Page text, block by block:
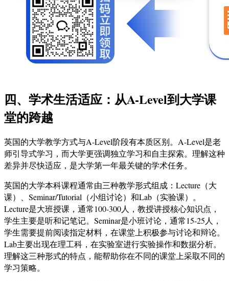
四、学术生活适应：从A-Level到大学课
堂的跨越
英国的大学教学方式与A-Level阶段有本质区别。A-Level是老
师引导式学习，而大学更强调独立学习和自主探索。理解这种
差异并尽快适应，是大学第一年最关键的学术任务。
英国的大学本科课程通常由三种教学形式组成：Lecture（大
课）、Seminar/Tutorial（小组讨论）和Lab（实验课）。
Lecture是大班授课，通常100-300人，教授讲授核心知识点，
学生主要是听和记笔记。Seminar是小班讨论，通常15-25人，
学生需要提前阅读指定材料，在课堂上积极参与讨论和辩论。
Lab主要出现在理工科，在实验室进行实验操作和数据分析。
理解这三种形式的特点，能帮助你在不同的课堂上采取不同的
学习策略。